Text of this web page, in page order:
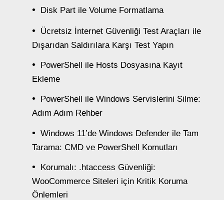
Disk Part ile Volume Formatlama
Ücretsiz İnternet Güvenliği Test Araçları ile
Dışarıdan Saldırılara Karşı Test Yapın
PowerShell ile Hosts Dosyasına Kayıt
Ekleme
PowerShell ile Windows Servislerini Silme:
Adım Adım Rehber
Windows 11’de Windows Defender ile Tam
Tarama: CMD ve PowerShell Komutları
Korumalı: .htaccess Güvenliği:
WooCommerce Siteleri için Kritik Koruma
Önlemleri